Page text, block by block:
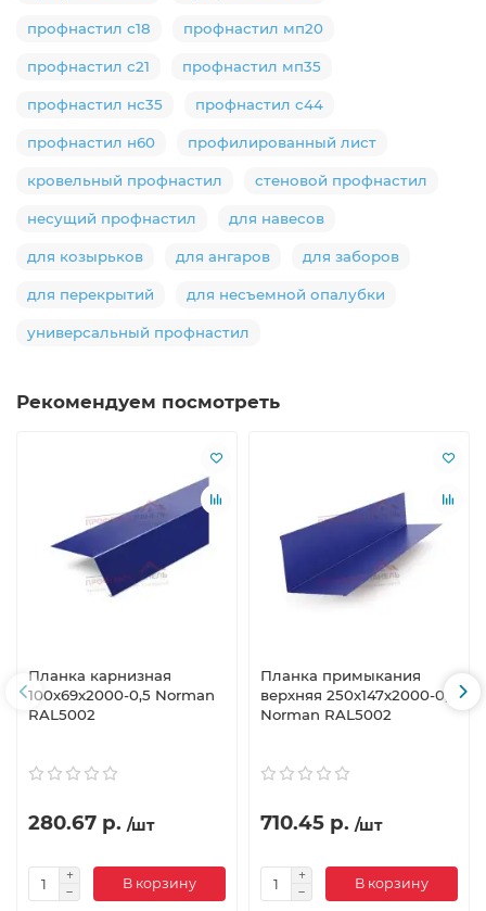
профнастил с18 профнастил мп20
профнастил с21 профнастил мп35
профнастил нс35 профнастил с44
профнастил н60 профилированный лист
кровельный профнастил стеновой профнастил
несущий профнастил для навесов
для козырьков для ангаров для заборов
для перекрытий для несъемной опалубки
универсальный профнастил
Рекомендуем посмотреть
Планка карнизная
100х69х2000-0,5 Norman
RAL5002
280.67 р. /шт
В корзину
Планка примыкания
верхняя 250х147х2000-0,5
Norman RAL5002
710.45 р. /шт
В корзину